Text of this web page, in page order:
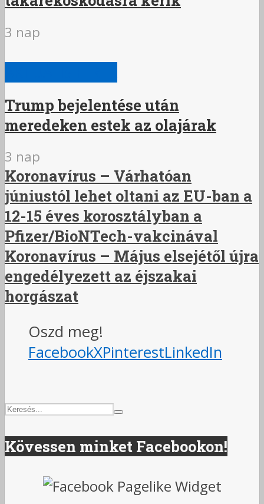
3 nap
Trump bejelentése után
meredeken estek az olajárak
3 nap
Koronavírus – Várhatóan
júniustól lehet oltani az EU-ban a
12-15 éves korosztályban a
Pfizer/BioNTech-vakcinával
Koronavírus – Május elsejétől újra
engedélyezett az éjszakai
horgászat
Oszd meg!
FacebookXPinterestLinkedIn
Kövessen minket Facebookon!